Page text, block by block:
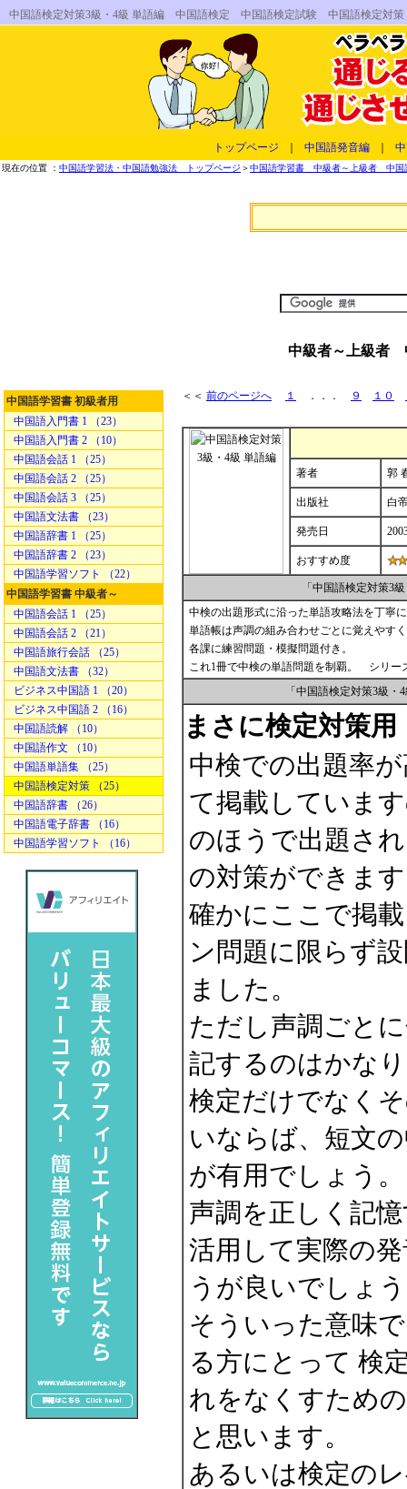
中国語検定対策3級・4級 単語編 中国語検定 中国語検定試験 中国語検定
トップページ 中国語発音編
現在の位置 ： 中国語学習法・中国語勉強法 トップページ ＞中国語学習書 中級者～上級者 中国
中級者～上級者
中国語学習書 初級者用
中国語入門書 1 （23）
中国語入門書 2 （10）
中国語会話 1 （25）
中国語会話 2 （25）
中国語会話 3 （25）
中国語文法書 （23）
中国語辞書 1 （25）
中国語辞書 2 （23）
中国語学習ソフト （22）
中国語学習書 中級者～
中国語会話 1 （25）
中国語会話 2 （21）
中国語旅行会話 （25）
中国語文法書 （32）
ビジネス中国語 1 （20）
ビジネス中国語 2 （16）
中国語読解 （10）
中国語作文 （10）
中国語単語集 （25）
中国語検定対策 （25）
中国語辞書 （26）
中国語電子辞書 （16）
中国語学習ソフト （16）
＜＜ 前のページへ １ ．．． ９ １０
著者 郭
出版社 白
発売日
おすすめ度
「中国語検定対策3
中検の出題形式に沿った単語攻略法を丁寧
単語帳は声調の組み合わせごとに覚えやす
各課に練習問題・模擬問題付き。
これ1冊で中検の単語問題を制覇。 シリー
「中国語検定対策3級
まさに検定対策用
中検での出題率
て掲載していま
のほうで出題さ
の対策ができま
確かにここで掲
ン問題に限らず
ました。
ただし声調ごと
記するのはかな
検定だけでなく
いならば、短文
が有用でしょう。
声調を正しく記
活用して実際の
うが良いでしょ
そういった意味
る方にとって 検
れをなくすため
と思います。
あるいは検定の